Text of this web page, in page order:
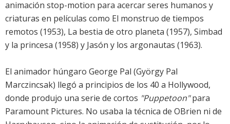
animación stop-motion para acercar seres humanos y
criaturas en películas como El monstruo de tiempos
remotos (1953), La bestia de otro planeta (1957), Simbad
y la princesa (1958) y Jasón y los argonautas (1963).
El animador húngaro George Pal (György Pal
Marczincsak) llegó a principios de los 40 a Hollywood,
donde produjo una serie de cortos "Puppetoon"para
Paramount Pictures. No usaba la técnica de OBrien ni de